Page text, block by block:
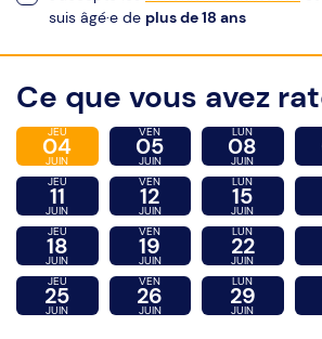
suis âgé·e de plus de 18 ans
Ce que vous avez
JEU
04
JUIN
VEN
05
JUIN
LUN
08
JUIN
JEU
11
JUIN
VEN
12
JUIN
LUN
15
JUIN
JEU
18
JUIN
VEN
19
JUIN
LUN
22
JUIN
JEU
25
JUIN
VEN
26
JUIN
LUN
29
JUIN